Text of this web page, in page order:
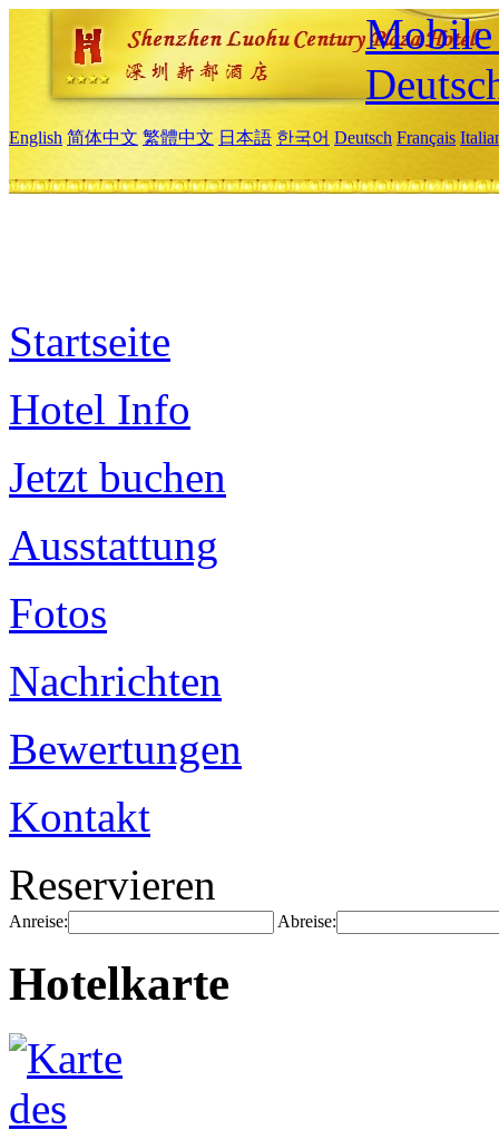
Mobile
English 简体中文 繁體中文 日本語 한국어 Deutsch Français
Startseite
Hotel Info
Jetzt buchen
Ausstattung
Fotos
Nachrichten
Bewertungen
Kontakt
Reservieren
Anreise: Abreise:
Hotelkarte